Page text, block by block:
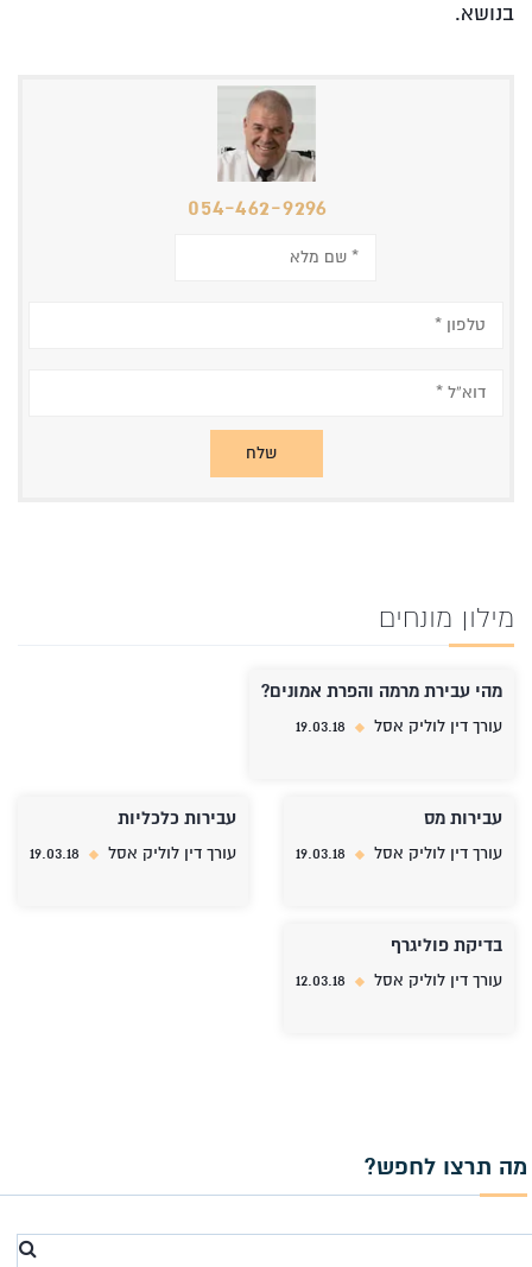
בנושא.
054-462-9296
מילון מונחים
מהי עבירת מרמה והפרת אמונים?
עורך דין לוליק אסל
עבירות מס
עורך דין לוליק אסל
עבירות כלכליות
עורך דין לוליק אסל
בדיקת פוליגרף
עורך דין לוליק אסל
מה תרצו לחפש?
Search